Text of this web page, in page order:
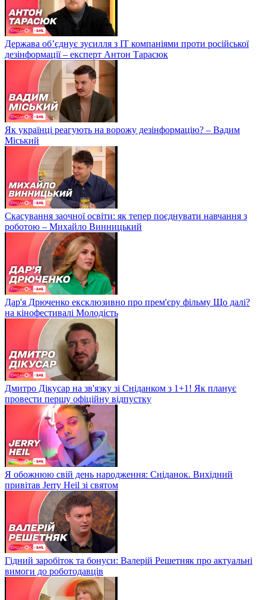
Держава об’єднує зусилля з ІТ компаніями проти російської
дезінформації – експерт Антон Тарасюк
Як українці реагують на ворожу дезінформацію? – Вадим
Міський
Скасування заочної освіти: як тепер поєднувати навчання з
роботою – Михайло Винницький
Дар'я Дрюченко ексклюзивно про прем'єру фільму Що далі?
на кінофестивалі Молодість
Дмитро Дікусар на зв'язку зі Сніданком з 1+1! Як планує
провести першу офіційну відпустку
Я обожнюю свій день народження: Сніданок. Вихідний
привітав Jerry Heil зі святом
Гідний заробіток та бонуси: Валерій Решетняк про актуальні
вимоги до роботодавців